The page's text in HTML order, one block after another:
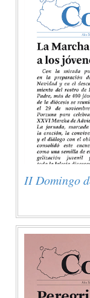
II Domingo